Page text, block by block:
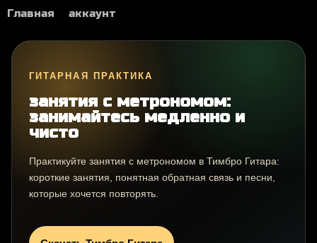
Главная аккаунт
ГИТАРНАЯ ПРАКТИКА
занятия с метрономом:
занимайтесь медленно и
чисто
Практикуйте занятия с метрономом в Тимбро Гитара:
короткие занятия, понятная обратная связь и песни,
которые хочется повторять.